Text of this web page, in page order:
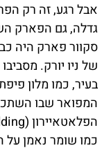
אבל רגע, זה רק
סקוור פארק היה
של ניו יורק.
המפואר שבו
כמו שומר נאמן